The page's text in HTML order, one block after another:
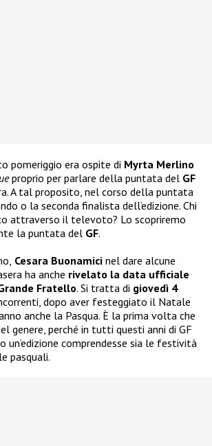
pomeriggio era ospite di Myrta Merlino
proprio per parlare della puntata del GF
A tal proposito, nel corso della puntata
o la seconda finalista dell’edizione. Chi
attraverso il televoto? Lo scopriremo
la puntata del GF.
Cesara Buonamici nel dare alcune
ha anche rivelato la data ufficiale
Fratello. Si tratta di giovedì 4
dopo aver festeggiato il Natale
anche la Pasqua. È la prima volta che
genere, perché in tutti questi anni di GF
un’edizione comprendesse sia le festività
pasquali.